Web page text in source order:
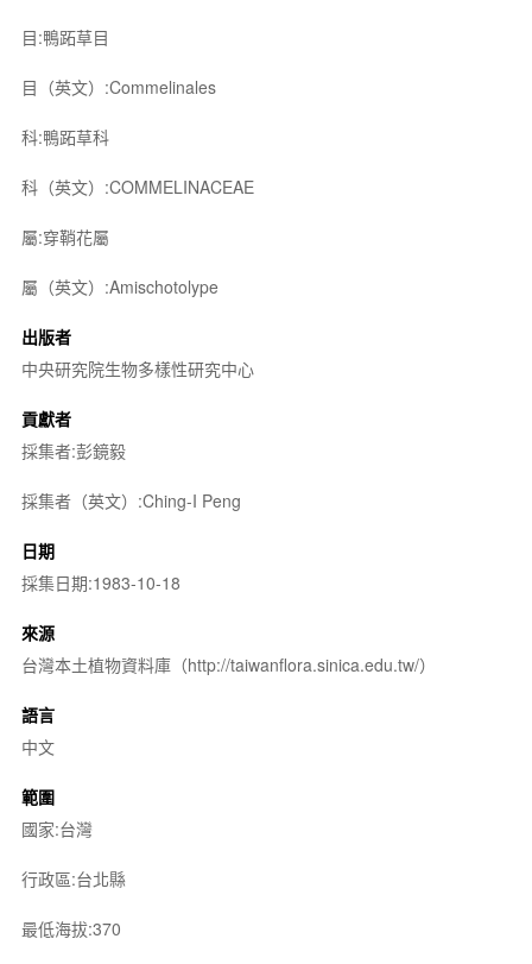
目:鴨跖草目
目（英文）:Commelinales
科:鴨跖草科
科（英文）:COMMELINACEAE
屬:穿鞘花屬
屬（英文）:Amischotolype
出版者
中央研究院生物多樣性研究中心
貢獻者
採集者:彭鏡毅
採集者（英文）:Ching-I Peng
日期
採集日期:1983-10-18
來源
台灣本土植物資料庫（http://taiwanflora.sinica.edu.tw/）
語言
中文
範圍
國家:台灣
行政區:台北縣
最低海拔:370